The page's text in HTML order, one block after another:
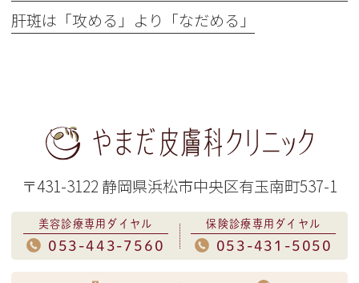
肝斑は「攻める」より「なだめる」
〒431-3122 静岡県浜松市中央区有玉南町537-1
美容診療専用ダイヤル
053-443-7560
保険診療専用ダイヤル
053-431-5050